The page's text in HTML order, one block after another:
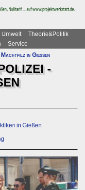
Umwelt
Theorie&Politik
Service
Machtfilz in Gießen
-
in Gießen